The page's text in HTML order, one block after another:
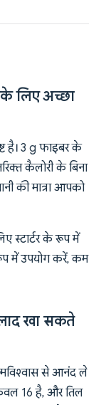
लिए अच्छा
है। 3 g फाइबर के
कैलोरी के बिना
की मात्रा आपको
स्टार्टर के रूप में
में उपयोग करें, कम
खा सकते
से आनंद ले
16 है, और तिल